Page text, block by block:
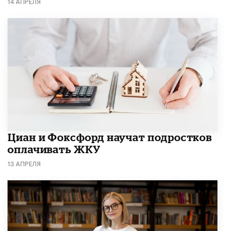
Циан и Фоксфорд научат подростков
оплачивать ЖКУ
13 АПРЕЛЯ